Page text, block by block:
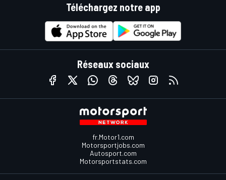
Téléchargez notre app
Réseaux sociaux
fr.Motor1.com
Motorsportjobs.com
Autosport.com
Motorsportstats.com